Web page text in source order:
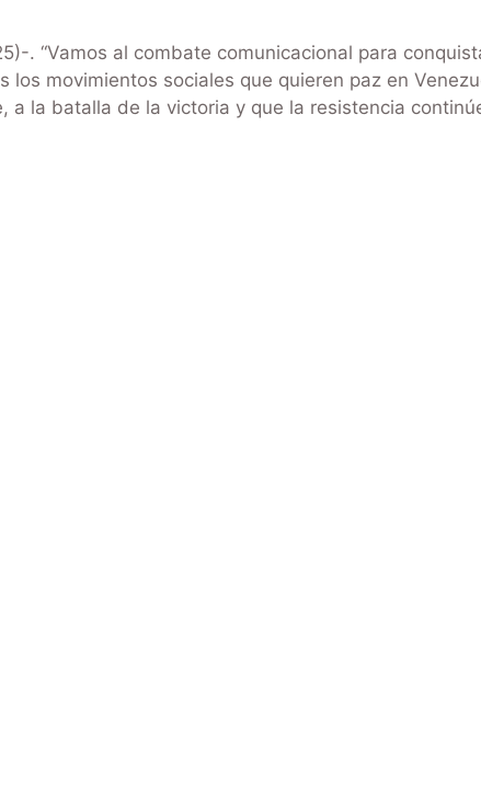
. “Vamos al combate comunicacional para
movimientos sociales que quieren paz en
la batalla de la victoria y que la resistencia